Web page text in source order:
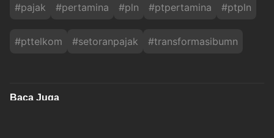
#pajak #pertamina #pln #ptpertamina #ptpln
#pttelkom #setoranpajak #transformasibumn
Baca Juga